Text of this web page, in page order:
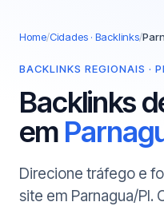
Home/Cidades · Backlinks/
BACKLINKS REGIONAIS ·
Backlinks
em
Direcione tráfego e
site em Parnagua/PI.